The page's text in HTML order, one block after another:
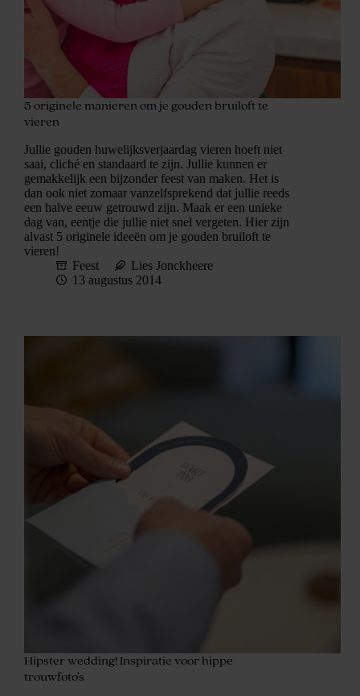
5 originele manieren om je gouden bruiloft te
vieren
Jullie gouden huwelijksverjaardag vieren hoeft niet
saai, cliché en standaard te zijn. Jullie kunnen er
gemakkelijk een bijzonder feest van maken. Het is
dan ook niet zomaar vanzelfsprekend dat jullie reeds
een halve eeuw getrouwd zijn. Maak er een unieke
dag van, eentje die jullie niet snel vergeten. Hier zijn
alvast 5 originele ideeën om je gouden bruiloft te
vieren!
Feest
Lies Jonckheere
13 augustus 2014
Hipster wedding! Inspiratie voor hippe
trouwfoto’s